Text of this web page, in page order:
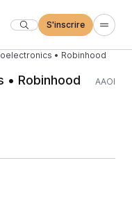
S'inscrire
• Robinhood
• Robinhood
AAOI